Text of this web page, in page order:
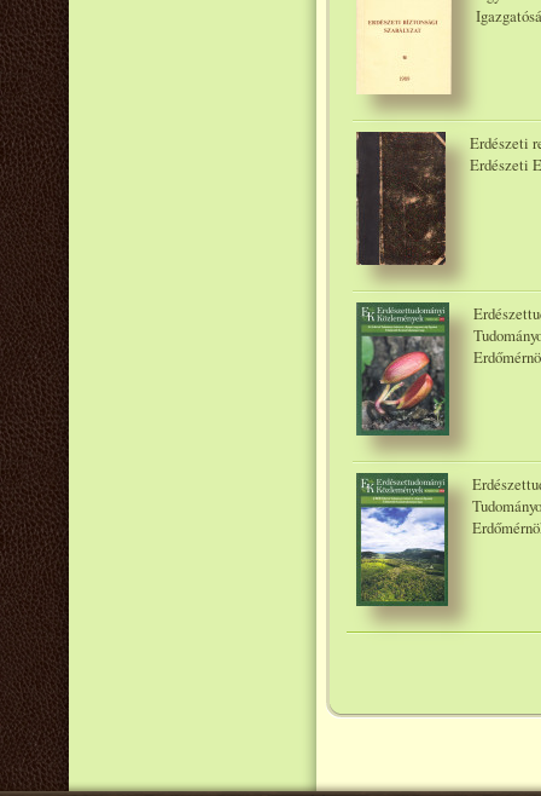
Erdészeti
Erdészeti